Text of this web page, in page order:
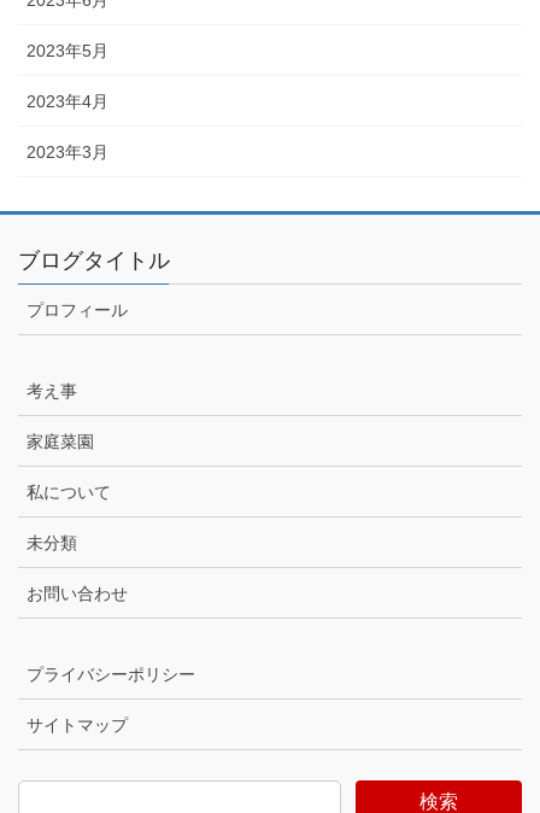
2023年5月
2023年4月
2023年3月
ブログタイトル
プロフィール
考え事
家庭菜園
私について
未分類
お問い合わせ
プライバシーポリシー
サイトマップ
検索